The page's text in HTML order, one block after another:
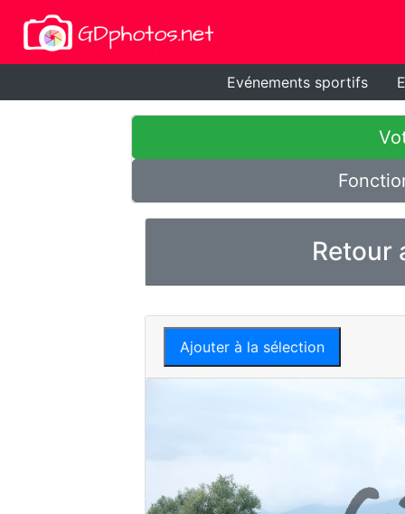
Evénements sportifs
Retour
Ajouter à la sélection